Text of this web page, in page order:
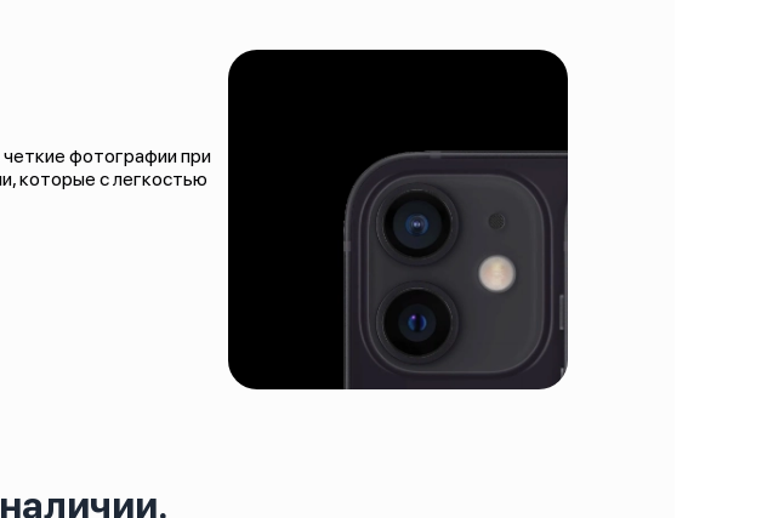
фотографии при
которые с легкостью